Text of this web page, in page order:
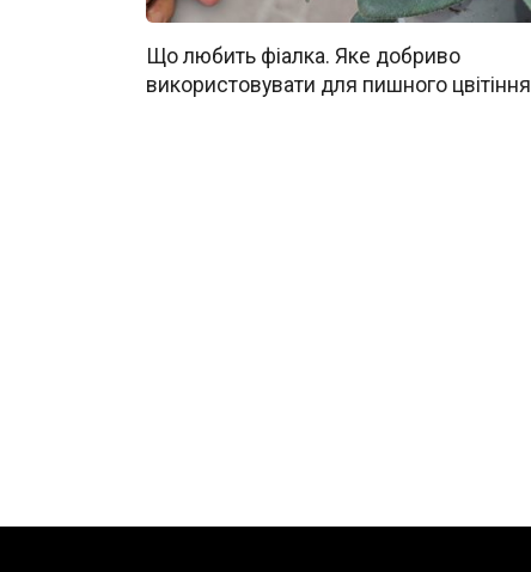
Що любить фіалка. Яке добриво
використовувати для пишного цвітіння